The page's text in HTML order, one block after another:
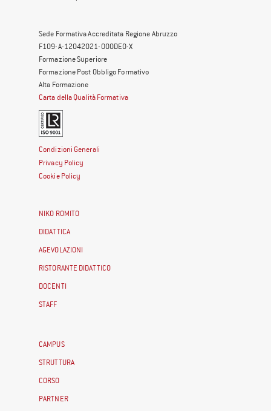
Sede Formativa Accreditata Regione Abruzzo
F109-A-12042021-000DE0-X
Formazione Superiore
Formazione Post Obbligo Formativo
Alta Formazione
Carta della Qualità Formativa
Condizioni Generali
Privacy Policy
Cookie Policy
NIKO ROMITO
DIDATTICA
AGEVOLAZIONI
RISTORANTE DIDATTICO
DOCENTI
STAFF
CAMPUS
STRUTTURA
CORSO
PARTNER